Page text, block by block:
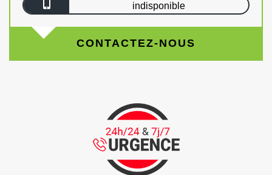
indisponible
CONTACTEZ-NOUS